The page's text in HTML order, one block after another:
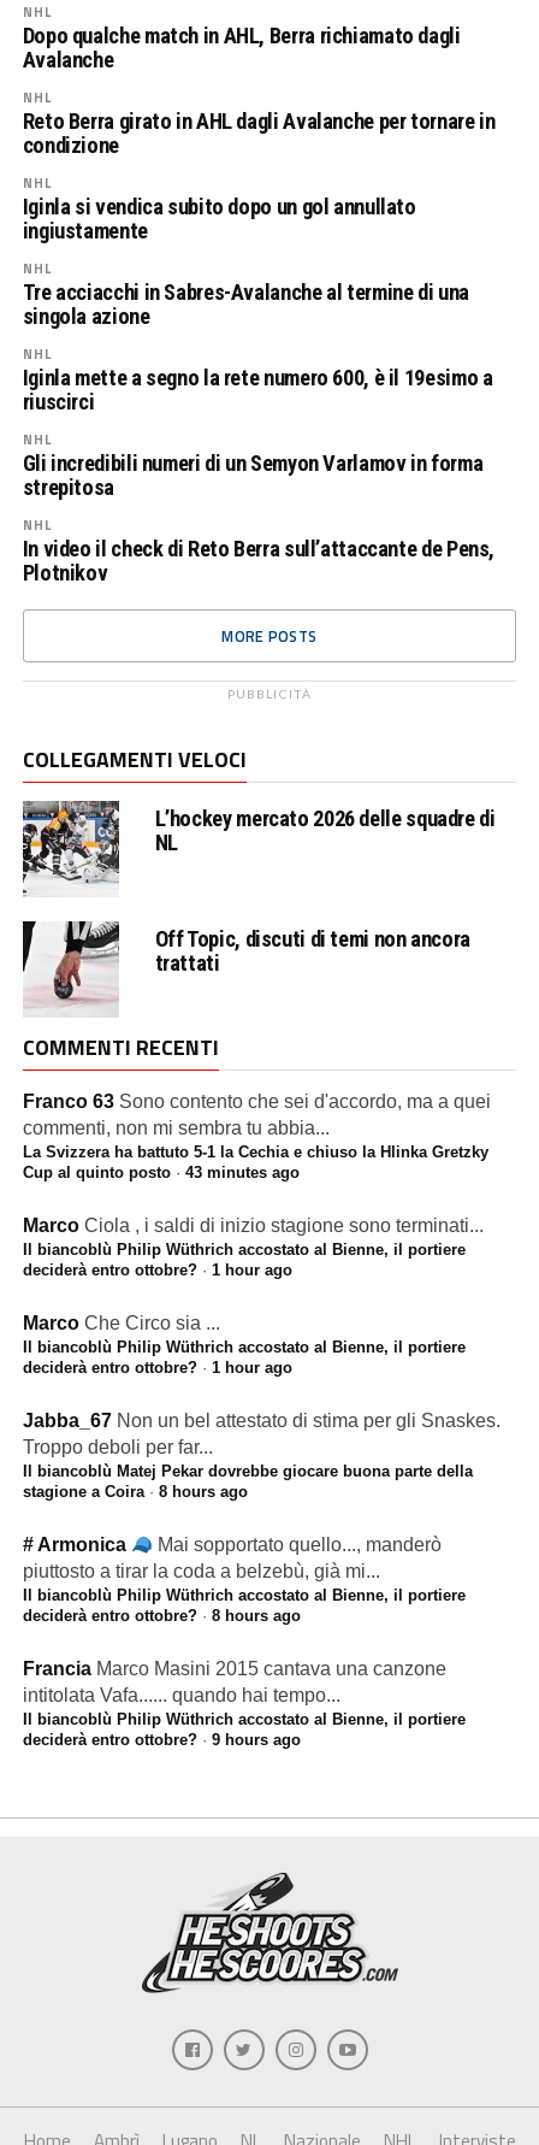
NHL
Dopo qualche match in AHL, Berra richiamato dagli
Avalanche
NHL
Reto Berra girato in AHL dagli Avalanche per tornare in
condizione
NHL
Iginla si vendica subito dopo un gol annullato
ingiustamente
NHL
Tre acciacchi in Sabres-Avalanche al termine di una
singola azione
NHL
Iginla mette a segno la rete numero 600, è il 19esimo a
riuscirci
NHL
Gli incredibili numeri di un Semyon Varlamov in forma
strepitosa
NHL
In video il check di Reto Berra sull’attaccante de Pens,
Plotnikov
MORE POSTS
PUBBLICITÀ
COLLEGAMENTI VELOCI
L’hockey mercato 2026 delle squadre di
NL
Off Topic, discuti di temi non ancora
trattati
COMMENTI RECENTI
Franco 63 Sono contento che sei d'accordo, ma a quei
commenti, non mi sembra tu abbia...
La Svizzera ha battuto 5-1 la Cechia e chiuso la Hlinka Gretzky
Cup al quinto posto· 43 minutes ago
Marco Ciola , i saldi di inizio stagione sono terminati...
Il biancoblù Philip Wüthrich accostato al Bienne, il portiere
deciderà entro ottobre?· 1 hour ago
Marco Che Circo sia ...
Il biancoblù Philip Wüthrich accostato al Bienne, il portiere
deciderà entro ottobre?· 1 hour ago
Jabba_67 Non un bel attestato di stima per gli Snaskes.
Troppo deboli per far...
Il biancoblù Matej Pekar dovrebbe giocare buona parte della
stagione a Coira· 8 hours ago
# Armonica
Mai sopportato quello..., manderò
piuttosto a tirar la coda a belzebù, già mi...
Il biancoblù Philip Wüthrich accostato al Bienne, il portiere
deciderà entro ottobre?· 8 hours ago
Francia Marco Masini 2015 cantava una canzone
intitolata Vafa...... quando hai tempo...
Il biancoblù Philip Wüthrich accostato al Bienne, il portiere
deciderà entro ottobre?· 9 hours ago